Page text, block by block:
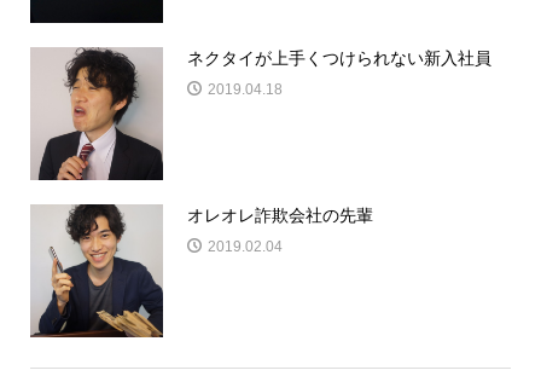
ネクタイが上手くつけられない新入社員
2019.04.18
オレオレ詐欺会社の先輩
2019.02.04